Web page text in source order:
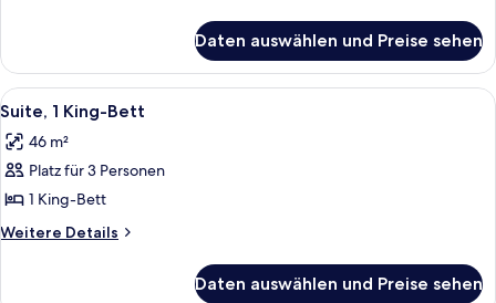
1 King-
Bett,
Kochnische
Daten auswählen und Preise sehen
Alle
Fotos
für
Suite,
1 King-
Bett
Ein Hotelzimmer mit einem großen
10
Suite, 1 King-Bett
46 m²
Platz für 3 Personen
1 King-Bett
Weitere Details
Weitere
Daten auswählen und Preise sehen